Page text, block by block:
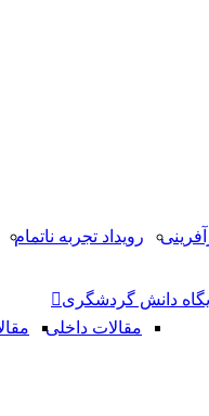
رویداد تجربه ناتمام
دانش گردشگری
مقالات داخلی